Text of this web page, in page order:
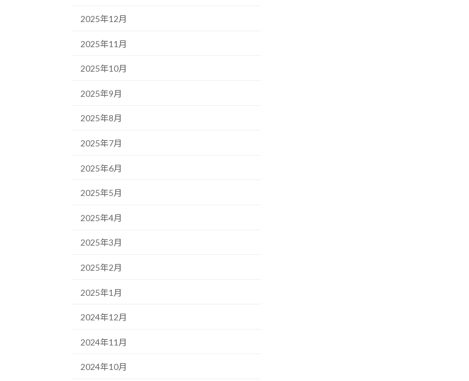
2025年12月
2025年11月
2025年10月
2025年9月
2025年8月
2025年7月
2025年6月
2025年5月
2025年4月
2025年3月
2025年2月
2025年1月
2024年12月
2024年11月
2024年10月